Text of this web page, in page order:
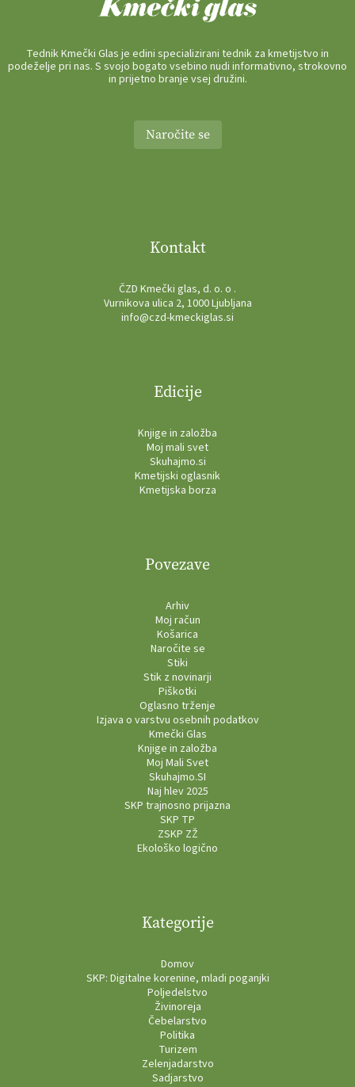
Tednik Kmečki Glas je edini specializirani tednik za kmetijstvo in
podeželje pri nas. S svojo bogato vsebino nudi informativno, strokovno
in prijetno branje vsej družini.
Naročite se
Kontakt
ČZD Kmečki glas, d. o. o .
Vurnikova ulica 2, 1000 Ljubljana
info@czd-kmeckiglas.si
Edicije
Knjige in založba
Moj mali svet
Skuhajmo.si
Kmetijski oglasnik
Kmetijska borza
Povezave
Arhiv
Moj račun
Košarica
Naročite se
Stiki
Stik z novinarji
Piškotki
Oglasno trženje
Izjava o varstvu osebnih podatkov
Kmečki Glas
Knjige in založba
Moj Mali Svet
Skuhajmo.SI
Naj hlev 2025
SKP trajnosno prijazna
SKP TP
ZSKP ZŽ
Ekološko logično
Kategorije
Domov
SKP: Digitalne korenine, mladi poganjki
Poljedelstvo
Živinoreja
Čebelarstvo
Politika
Turizem
Zelenjadarstvo
Sadjarstvo